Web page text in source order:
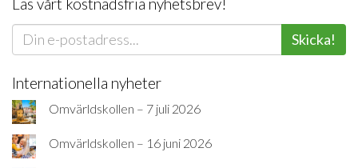
Skicka!
Internationella nyheter
Omvärldskollen – 7 juli 2026
Omvärldskollen – 16 juni 2026